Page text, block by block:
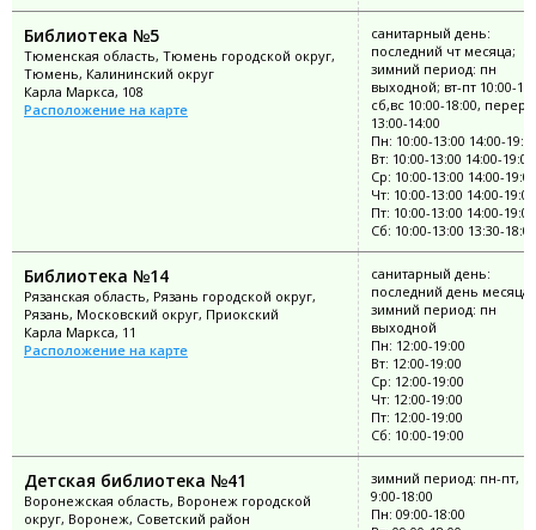
Библиотека №5
Тюменская область, Тюмень городской округ,
Тюмень, Калининский округ
Карла Маркса, 108
Расположение на карте
санитарный день:
последний чт месяца;
зимний период: пн
выходной; вт-пт 10:00-
сб,вс 10:00-18:00,
13:00-14:00
Пн: 10:00-13:00 14:00-
Вт: 10:00-13:00 14:00-19:00
Ср: 10:00-13:00 14:00-19:00
Чт: 10:00-13:00 14:00-19:00
Пт: 10:00-13:00 14:00-19:00
Сб: 10:00-13:00 13:30-18:00
Библиотека №14
Рязанская область, Рязань городской округ,
Рязань, Московский округ, Приокский
Карла Маркса, 11
Расположение на карте
санитарный день:
последний день месяца;
зимний период: пн
выходной
Пн: 12:00-19:00
Вт: 12:00-19:00
Ср: 12:00-19:00
Чт: 12:00-19:00
Пт: 12:00-19:00
Сб: 10:00-19:00
Детская библиотека №41
Воронежская область, Воронеж городской
округ, Воронеж, Советский район
зимний период: пн-пт, вс
9:00-18:00
Пн: 09:00-18:00